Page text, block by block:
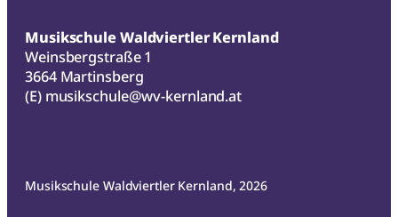
Musikschule Waldviertler Kernland
Weinsbergstraße 1
3664 Martinsberg
(E) musikschule@wv-kernland.at
Musikschule Waldviertler Kernland, 2026